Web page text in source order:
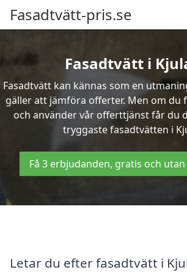
Fasadtvätt-pris.se
Fasadtvätt i
Fasadtvätt kan kännas som en
gäller att jämföra offerter. Men om du
och använder vår offerttjänst får du
tryggaste fasadtvätten i
Få 3 erbjudanden, gratis och
Letar du efter fasadtvätt i